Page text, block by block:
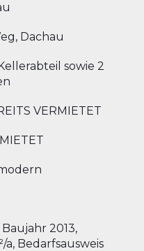
Dachau
sowie 2
VERMIETET
2013,
a, Bedarfsausweis